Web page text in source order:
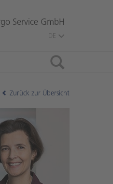
Service GmbH
DE
Suche
Zurück zur Übersicht